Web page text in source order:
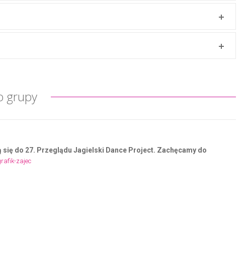
grupy
do 27. Przeglądu Jagielski Dance Project. Zachęcamy do
zajec